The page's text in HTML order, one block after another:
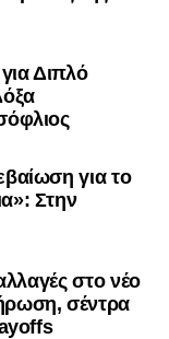
Διπλό
για το
Στην
στο νέο
σέντρα